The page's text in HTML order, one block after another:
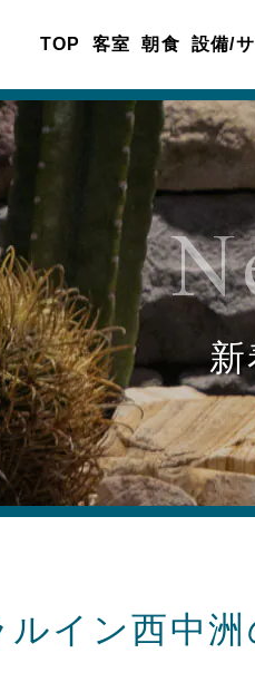
TOP 客室 朝食 設備/
イン西中